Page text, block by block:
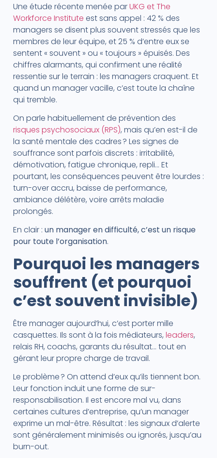
Une étude récente menée parUKG et The
Workforce Institute est sans appel : 42 % des
managers se disent plus souvent stressés que les
membres de leur équipe, et 25 % d’entre eux se
sentent « souvent » ou « toujours » épuisés. Des
chiffres alarmants, qui confirment une réalité
ressentie sur le terrain : les managers craquent. Et
quand un manager vacille, c’est toute la chaîne
qui tremble.
On parle habituellement de prévention des
risques psychosociaux (RPS), mais qu’en est-il de
la santé mentale des cadres ? Les signes de
souffrance sont parfois discrets : irritabilité,
démotivation, fatigue chronique, repli… Et
pourtant, les conséquences peuvent être lourdes :
turn-over accru, baisse de performance,
ambiance délétère, voire arrêts maladie
prolongés.
En clair : un manager en difficulté, c’est un risque
pour toute l’organisation.
Pourquoi les managers
souffrent (et pourquoi
c’est souvent invisible)
Être manager aujourd’hui, c’est porter mille
casquettes. Ils sont à la fois médiateurs, leaders,
relais RH, coachs, garants du résultat… tout en
gérant leur propre charge de travail.
Le problème ? On attend d’eux qu’ils tiennent bon.
Leur fonction induit une forme de sur-
responsabilisation. Il est encore mal vu, dans
certaines cultures d’entreprise, qu’un manager
exprime un mal-être. Résultat : les signaux d’alerte
sont généralement minimisés ou ignorés, jusqu’au
burn-out.